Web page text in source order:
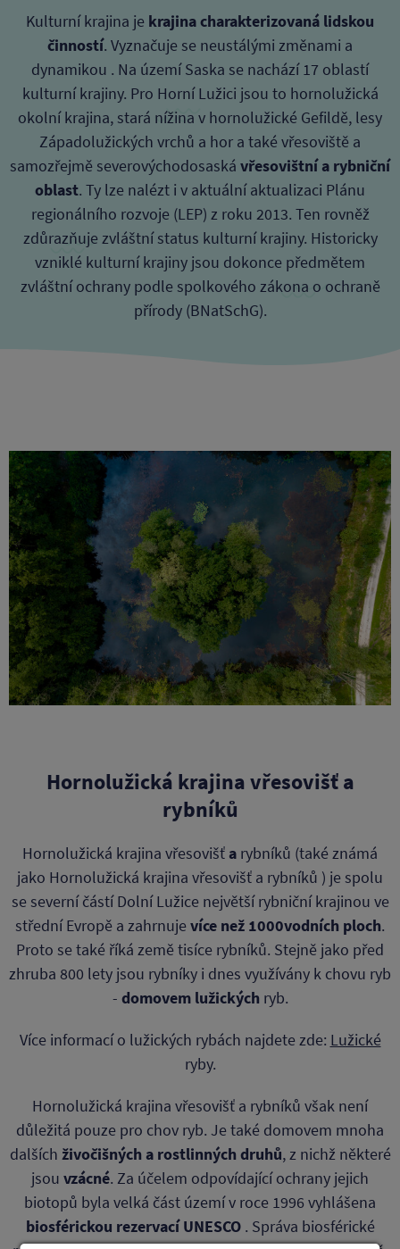
Kulturní krajina je krajina charakterizovaná lidskou
činností. Vyznačuje se neustálými změnami a
dynamikou . Na území Saska se nachází 17 oblastí
kulturní krajiny. Pro Horní Lužici jsou to hornolužická
okolní krajina, stará nížina v hornolužické Gefildě, lesy
Západolužických vrchů a hor a také vřesoviště a
samozřejmě severovýchodosaská vřesovištní a rybniční
oblast. Ty lze nalézt i v aktuální aktualizaci Plánu
regionálního rozvoje (LEP) z roku 2013. Ten rovněž
zdůrazňuje zvláštní status kulturní krajiny. Historicky
vzniklé kulturní krajiny jsou dokonce předmětem
zvláštní ochrany podle spolkového zákona o ochraně
přírody (BNatSchG).
Hornolužická krajina vřesovišť a
rybníků
Hornolužická krajina vřesovišť a rybníků (také známá
jako Hornolužická krajina vřesovišť a rybníků ) je spolu
se severní částí Dolní Lužice největší rybniční krajinou ve
střední Evropě a zahrnujevíce než 1000vodních ploch.
Proto se také říká země tisíce rybníků. Stejně jako před
zhruba 800 lety jsou rybníky i dnes využívány k chovu ryb
- domovem lužickýchryb.
Více informací o lužických rybách najdete zde: Lužické
ryby.
Hornolužická krajina vřesovišť a rybníků však není
důležitá pouze pro chov ryb. Je také domovem mnoha
dalších živočišných a rostlinných druhů, z nichž některé
jsou vzácné. Za účelem odpovídající ochrany jejich
biotopů byla velká část území v roce 1996 vyhlášena
biosférickou rezervací UNESCO . Správa biosférické